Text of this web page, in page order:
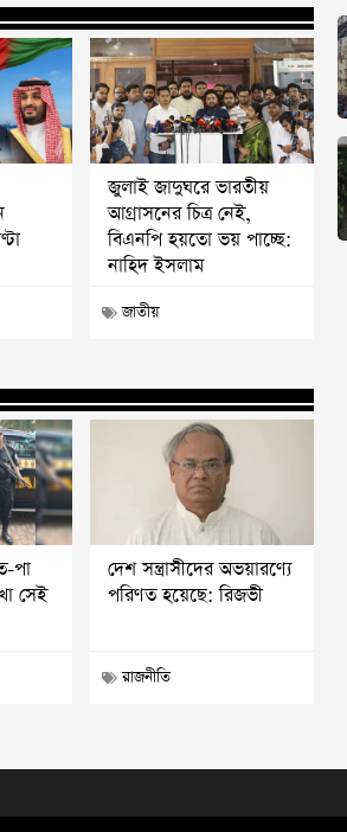
জুলাই জাদুঘরে ভারতীয়
আগ্রাসনের চিত্র নেই,
বিএনপি হয়তো ভয় পাচ্ছে:
নাহিদ ইসলাম
জাতীয়
পা
সেই
দেশ সন্ত্রাসীদের অভয়ারণ্যে
পরিণত হয়েছে: রিজভী
রাজনীতি